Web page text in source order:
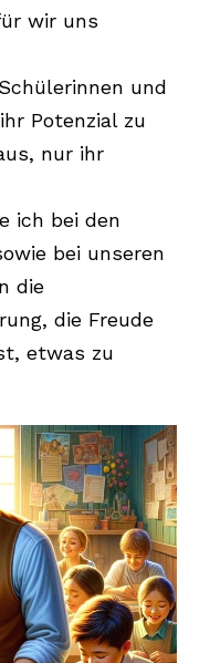
wir uns
und
Potenzial zu
nur ihr
ich bei den
bei unseren
die
die Freude
etwas zu